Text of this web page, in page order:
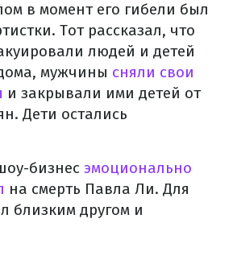
в момент его гибели был
Тот рассказал, что
людей и детей
мужчины сняли свои
и закрывали ими детей от
Дети остались
бизнес эмоционально
на смерть Павла Ли. Для
близким другом и